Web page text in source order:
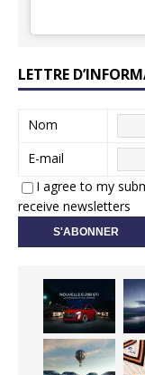
LETTRE
Nom
E-mail
I agree to my
receive newsletters